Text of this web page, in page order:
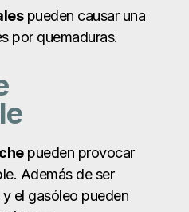
el gasóleo pueden
de las
por